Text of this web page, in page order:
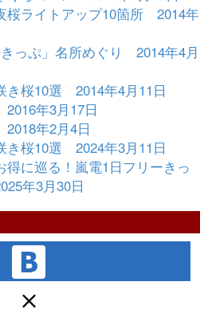
桜ライトアップ10箇所 2014年
きっぷ」名所めぐり 2014年4月
き桜10選 2014年4月11日
年3月17日
年2月4日
き桜10選 2024年3月11日
得に巡る！嵐電1日フリーきっ
年3月30日